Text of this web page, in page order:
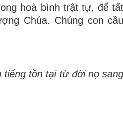
hoà bình trật tự, để tất
Chúa. Chúng con cầu
tiếng tồn tại từ đời nọ sang